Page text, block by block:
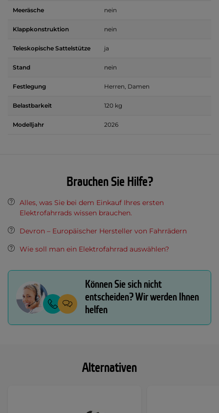
Alternativen
Meeräsche nein
Klappkonstruktion nein
Teleskopische Sattelstütze ja
Stand nein
Festlegung Herren, Damen
Belastbarkeit 120 kg
Modelljahr 2026
Brauchen Sie Hilfe?
Alles, was Sie bei dem Einkauf Ihres ersten
Elektrofahrrads wissen brauchen.
Devron – Europäischer Hersteller von Fahrrädern
Wie soll man ein Elektrofahrrad auswählen?
Können Sie sich nicht
entscheiden? Wir werden Ihnen
helfen